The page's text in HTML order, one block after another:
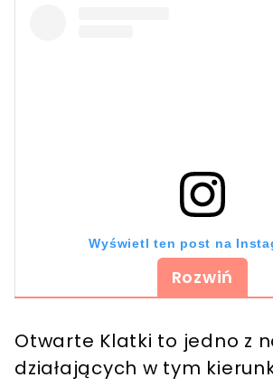
Wyświetl ten post na
Rozwiń
Otwarte Klatki to jedno z
działających w tym